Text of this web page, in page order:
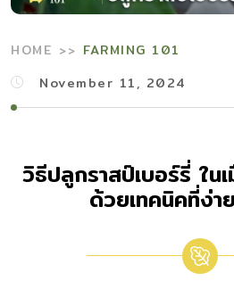
HOME
FARMING 101
November 11, 2024
วิธีปลูกราสป์เบอร์รี่ ใน
ด้วยเทคนิคที่ง่า